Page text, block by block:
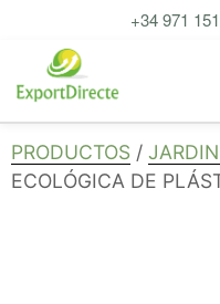
contenido
+34 971
PRODUCTOS /
ECOLÓGICA DE